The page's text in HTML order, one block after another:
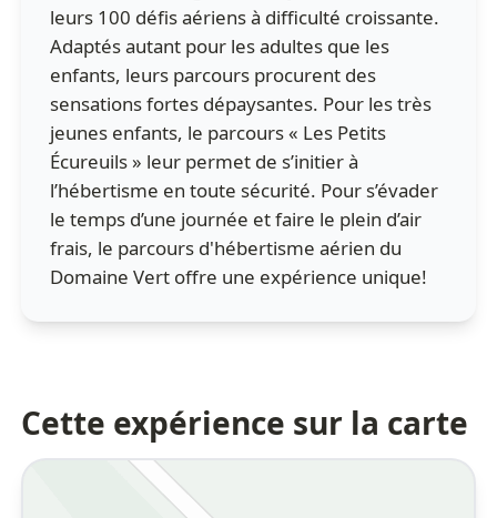
leurs 100 défis aériens à difficulté croissante.
Adaptés autant pour les adultes que les
enfants, leurs parcours procurent des
sensations fortes dépaysantes. Pour les très
jeunes enfants, le parcours « Les Petits
Écureuils » leur permet de s’initier à
l’hébertisme en toute sécurité. Pour s’évader
le temps d’une journée et faire le plein d’air
frais, le parcours d'hébertisme aérien du
Domaine Vert offre une expérience unique!
Cette expérience sur la carte